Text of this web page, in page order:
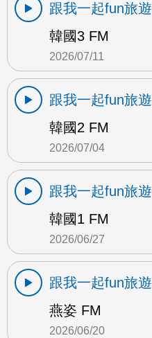
跟我一起fun旅遊
韓國3 FM
2026/07/11
跟我一起fun旅遊
韓國2 FM
2026/07/04
跟我一起fun旅遊
韓國1 FM
2026/06/27
跟我一起fun旅遊
燕姿 FM
2026/06/20